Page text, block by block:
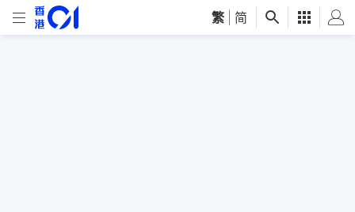
繁 简